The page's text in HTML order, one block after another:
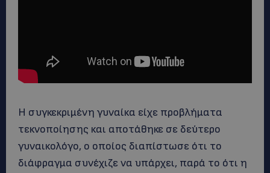
Η συγκεκριμένη γυναίκα είχε προβλήματα
τεκνοποίησης και αποτάθηκε σε δεύτερο
γυναικολόγο, ο οποίος διαπίστωσε ότι το
διάφραγμα συνέχιζε να υπάρχει, παρά το ότι η